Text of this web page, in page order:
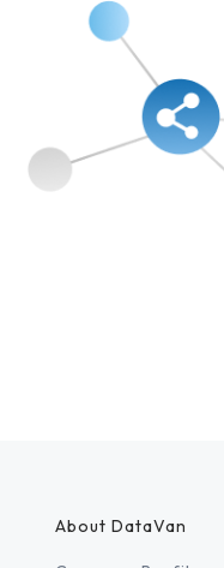
About DataVan